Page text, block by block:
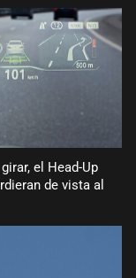
el Head-Up
de vista al